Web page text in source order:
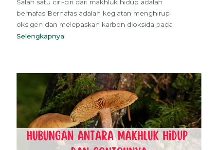
Salah satu ciri-ciri dari makhluk hidup adalah
bernafas Bernafas adalah kegiatan menghirup
oksigen dan melepaskan karbon dioksida pada
Selengkapnya